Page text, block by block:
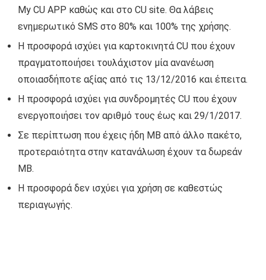
My CU APP καθώς και στο CU site. Θα λάβεις
ενημερωτικό SMS στο 80% και 100% της χρήσης.
Η προσφορά ισχύει για καρτοκινητά CU που έχουν
πραγματοποιήσει τουλάχιστον μία ανανέωση
οποιασδήποτε αξίας από τις 13/12/2016 και έπειτα.
Η προσφορά ισχύει για συνδρομητές CU που έχουν
ενεργοποιήσει τον αριθμό τους έως και 29/1/2017.
Σε περίπτωση που έχεις ήδη MB από άλλο πακέτο,
προτεραιότητα στην κατανάλωση έχουν τα δωρεάν
MB.
Η προσφορά δεν ισχύει για χρήση σε καθεστώς
περιαγωγής.